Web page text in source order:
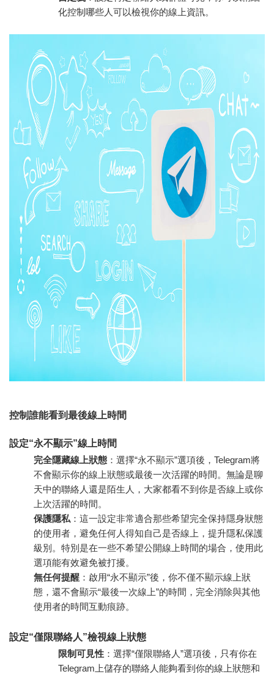
化控制哪些人可以檢視你的線上資訊。
控制誰能看到最後線上時間
設定“永不顯示”線上時間
完全隱藏線上狀態 ：選擇“永不顯示”選項後，Telegram將
不會顯示你的線上狀態或最後一次活躍的時間。無論是聊
天中的聯絡人還是陌生人，大家都看不到你是否線上或你
上次活躍的時間。
保護隱私 ：這一設定非常適合那些希望完全保持隱身狀態
的使用者，避免任何人得知自己是否線上，提升隱私保護
級別。特別是在一些不希望公開線上時間的場合，使用此
選項能有效避免被打擾。
無任何提醒 ：啟用“永不顯示”後，你不僅不顯示線上狀
態，還不會顯示“最後一次線上”的時間，完全消除與其他
使用者的時間互動痕跡。
設定“僅限聯絡人”檢視線上狀態
限制可見性 ：選擇“僅限聯絡人”選項後，只有你在
Telegram上儲存的聯絡人能夠看到你的線上狀態和